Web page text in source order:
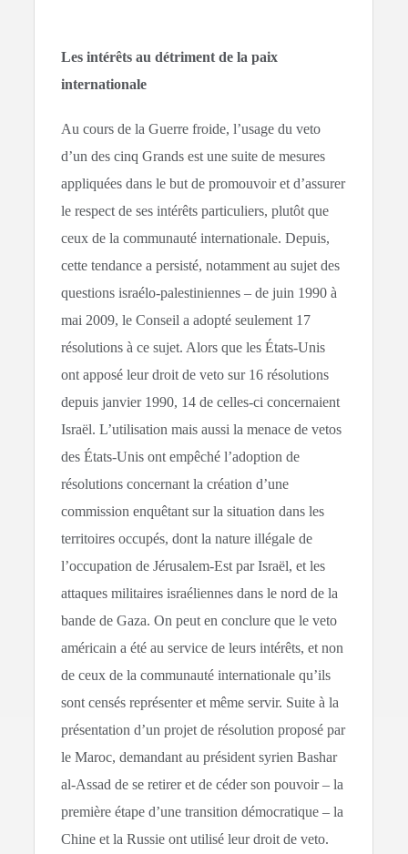
Les intérêts au détriment de la paix
internationale
Au cours de la Guerre froide, l’usage du veto
d’un des cinq Grands est une suite de mesures
appliquées dans le but de promouvoir et d’assurer
le respect de ses intérêts particuliers, plutôt que
ceux de la communauté internationale. Depuis,
cette tendance a persisté, notamment au sujet des
questions israélo-palestiniennes – de juin 1990 à
mai 2009, le Conseil a adopté seulement 17
résolutions à ce sujet. Alors que les États-Unis
ont apposé leur droit de veto sur 16 résolutions
depuis janvier 1990, 14 de celles-ci concernaient
Israël. L’utilisation mais aussi la menace de vetos
des États-Unis ont empêché l’adoption de
résolutions concernant la création d’une
commission enquêtant sur la situation dans les
territoires occupés, dont la nature illégale de
l’occupation de Jérusalem-Est par Israël, et les
attaques militaires israéliennes dans le nord de la
bande de Gaza. On peut en conclure que le veto
américain a été au service de leurs intérêts, et non
de ceux de la communauté internationale qu’ils
sont censés représenter et même servir. Suite à la
présentation d’un projet de résolution proposé par
le Maroc, demandant au président syrien Bashar
al-Assad de se retirer et de céder son pouvoir – la
première étape d’une transition démocratique – la
Chine et la Russie ont utilisé leur droit de veto.